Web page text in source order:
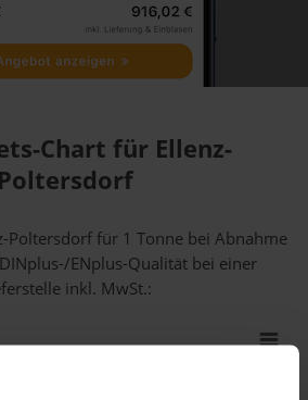
Chart für Ellenz-
Poltersdorf
Poltersdorf für 1 Tonne bei Abnahme
ENplus-Qualität bei einer
inkl. MwSt.: